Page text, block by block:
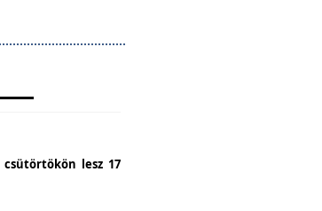
lesz 17